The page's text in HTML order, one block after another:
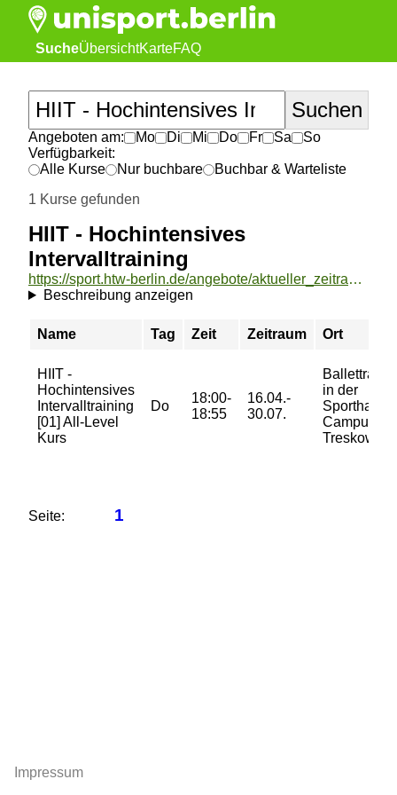
SucheÜbersichtKarteFAQ
Angeboten am: Mo Di Mi Do Fr Sa
So
Verfügbarkeit:
Alle Kurse
Nur buchbare
Buchbar & Warteliste
1 Kurse gefunden
HIIT - Hochintensives
Intervalltraining
https://sport.htw-berlin.de/angebote/aktueller_zeitraum/_HIIT_-_Hochintensives_Intervalltraining.html
Beschreibung anzeigen
Name Tag Zeit Zeitraum Ort
HIIT -
Hochintensives
Intervalltraining
[01] All-Level
Kurs
Do
18:00-
18:55
16.04.-
30.07.
Ballettraum
in der
Sporthalle-
Campus
Seite: 1
Impressum